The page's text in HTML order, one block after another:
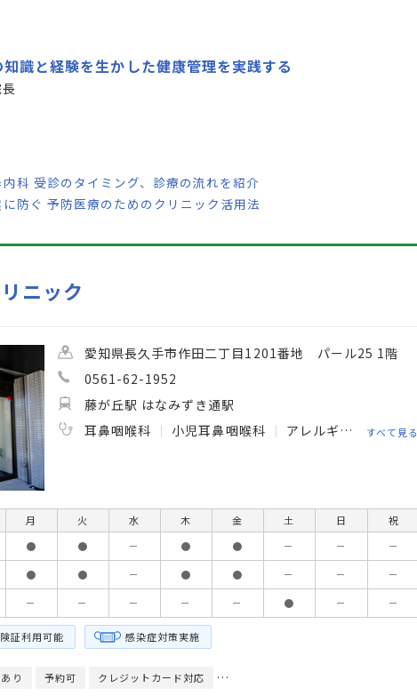
識と経験を生かした健康管理を実践する
科 受診のタイミング、診療の流れを紹介
防ぐ 予防医療のためのクリニック活用法
ニック
愛知県長久手市作田二丁目1201番地 パール25 1階
0561-62-1952
藤が丘駅 はなみずき通駅
耳鼻咽喉科
小児耳鼻咽喉科 アレルギー科 すべて見る
月 火 水 木 金 土 日
祝
● ● － ● ● － －
－
● ● － ● ● － －
－
－ － － － － ● － －
証利用可能 感染症対策実施
り 予約可 クレジットカード対応 日本耳鼻咽喉科学会耳鼻咽喉科専門医